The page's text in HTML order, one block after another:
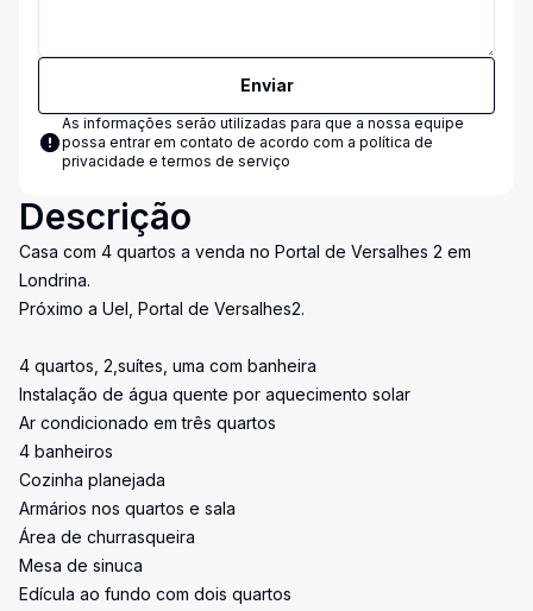
Enviar
As informações serão utilizadas para que a nossa equipe
possa entrar em contato de acordo com a política de
privacidade e termos de serviço
Descrição
Casa com 4 quartos a venda no Portal de Versalhes 2 em
Londrina.
Próximo a Uel, Portal de Versalhes2.
4 quartos, 2,suítes, uma com banheira
Instalação de água quente por aquecimento solar
Ar condicionado em três quartos
4 banheiros
Cozinha planejada
Armários nos quartos e sala
Área de churrasqueira
Mesa de sinuca
Edícula ao fundo com dois quartos